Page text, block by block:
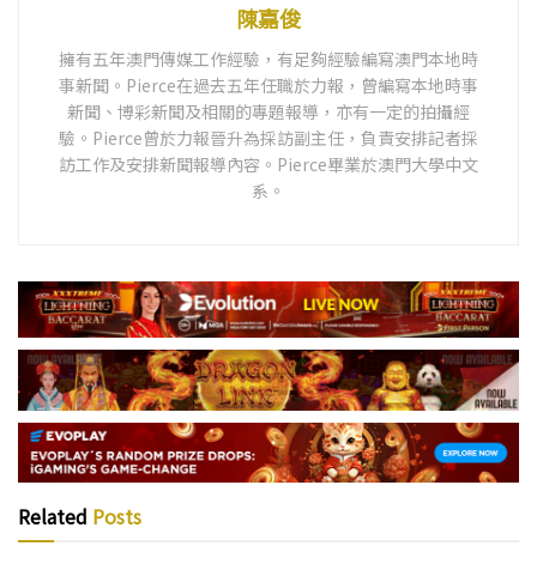
陳嘉俊
擁有五年澳門傳媒工作經驗，有足夠經驗編寫澳門本地時
事新聞。Pierce在過去五年任職於力報，曾編寫本地時事
新聞、博彩新聞及相關的專題報導，亦有一定的拍攝經
驗。Pierce曾於力報晉升為採訪副主任，負責安排記者採
訪工作及安排新聞報導內容。Pierce畢業於澳門大學中文
系。
Related Posts